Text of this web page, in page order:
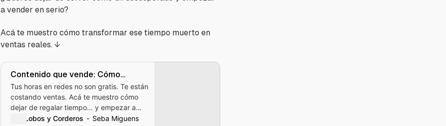
a vender en serio?
Acá te muestro cómo transformar ese tiempo muerto en
ventas reales. ↓
Contenido que vende: Cómo
convertir horas de redes en ventas
reales (con números, campañas y
estructura)
Tus horas en redes no son gratis. Te están
costando ventas. Acá te muestro cómo
dejar de regalar tiempo… y empezar a
facturar con cada clic.
Lobos y Corderos Seba Miguens